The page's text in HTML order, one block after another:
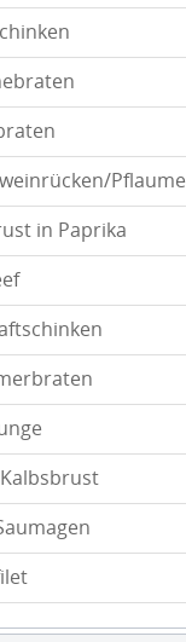
Pflaume
in Paprika